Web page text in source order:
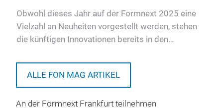
Obwohl dieses Jahr auf der Formnext 2025 eine
Vielzahl an Neuheiten vorgestellt werden, stehen
die künftigen Innovationen bereits in den
ALLE FON MAG ARTIKEL
An der Formnext Frankfurt teilnehmen